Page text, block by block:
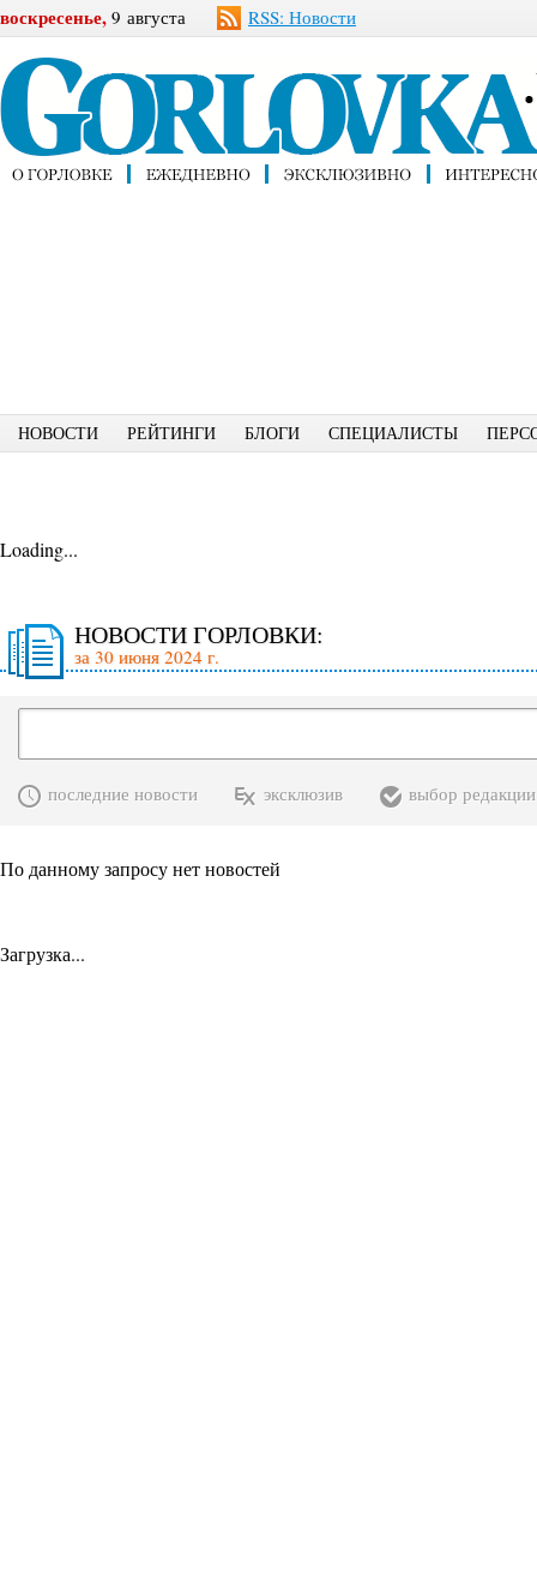
воскресенье, 9 августа RSS: Новости
НОВОСТИ РЕЙТИНГИ БЛОГИ СПЕЦИАЛИСТЫ
Loading...
НОВОСТИ ГОРЛОВКИ:
за 30 июня 2024 г.
последние новости эксклюзив выбор редакции
По данному запросу нет новостей
Загрузка...